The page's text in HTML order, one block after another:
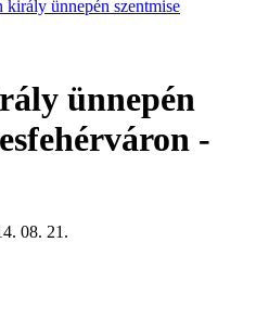
király ünnepén szentmise
ünnepén
-
08. 21.